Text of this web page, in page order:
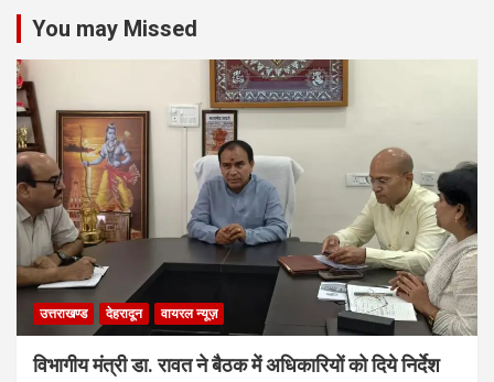
You may Missed
उत्तराखण्ड देहरादून वायरल न्यूज़
विभागीय मंत्री डा. रावत ने बैठक में अधिकारियों को दिये निर्देश